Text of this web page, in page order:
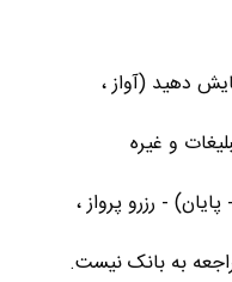
دهید (آواز ،
و غیره
- رزرو پرواز ،
به بانک نیست.